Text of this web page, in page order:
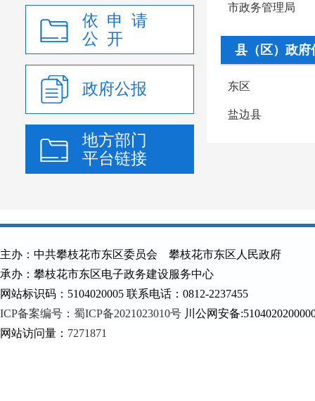
依 申 请
公 开
政府公报
地方部门
平台链接
市政务管理局
县（区）政府
东区
盐边县
主办：中共攀枝花市东区委员会 攀枝花市东区人民政府
承办：攀枝花市东区电子政务建设服务中心
网站标识码：5104020005 联系电话：0812-2237455
ICP备案编号：蜀ICP备2021023010号 川公网安备
网站访问量： 7271871